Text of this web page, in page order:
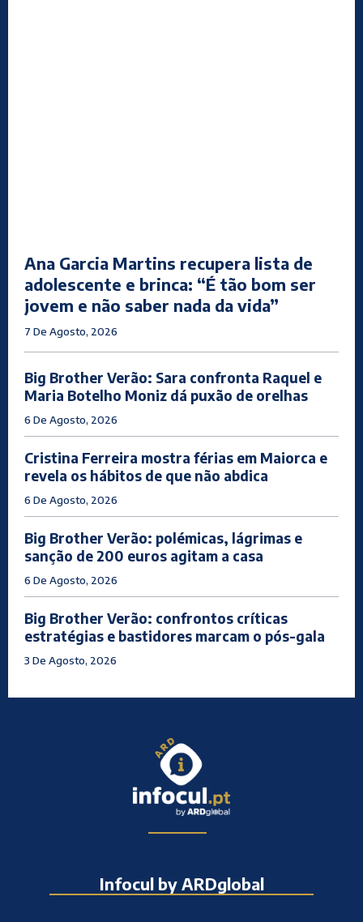
Ana Garcia Martins recupera lista de
adolescente e brinca: “É tão bom ser
jovem e não saber nada da vida”
7 De Agosto, 2026
Big Brother Verão: Sara confronta Raquel e
Maria Botelho Moniz dá puxão de orelhas
6 De Agosto, 2026
Cristina Ferreira mostra férias em Maiorca e
revela os hábitos de que não abdica
6 De Agosto, 2026
Big Brother Verão: polémicas, lágrimas e
sanção de 200 euros agitam a casa
6 De Agosto, 2026
Big Brother Verão: confrontos críticas
estratégias e bastidores marcam o pós-gala
3 De Agosto, 2026
Infocul by ARDglobal